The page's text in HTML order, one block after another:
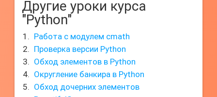
Другие уроки курса
"Python"
Работа с модулем cmath
Проверка версии Python
Обход элементов в Python
Округление банкира в Python
Обход дочерних элементов